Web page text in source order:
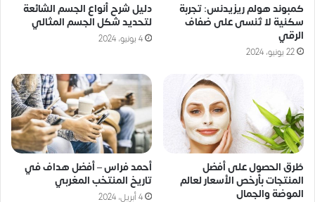
كمبوند هولم ريزيدنس: تجربة
سكنية لا تُنسى على ضفاف
الرقي
22 يونيو، 2024
دليل شرح أنواع الجسم الشائعة
لتحديد شكل الجسم المثالي
4 يونيو، 2024
طُرق الحصول على أفضل
المنتجات بأرخص الأسعار لعالم
الموضة والجمال
أحمد فراس – أفضل هداف في
تاريخ المنتخب المغربي
4 أبريل، 2024